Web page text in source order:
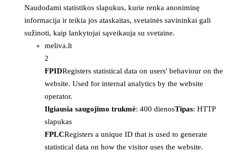
Naudodami statistikos slapukus, kurie renka anoniminę
informacija ir teikia jos ataskaitas, svetainės savininkai gali
sužinoti, kaip lankytojai sąveikauja su svetaine.
meliva.lt
2
FPIDRegisters statistical data on users' behaviour on the
website. Used for internal analytics by the website
operator.
Ilgiausia saugojimo trukmė: 400 dienosTipas: HTTP
slapukas
FPLCRegisters a unique ID that is used to generate
statistical data on how the visitor uses the website.